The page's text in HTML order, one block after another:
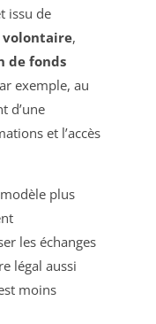
issu de
volontaire,
de fonds
exemple, au
d’une
et l’accès
plus
les échanges
légal aussi
moins